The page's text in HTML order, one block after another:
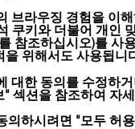
브라우징 경험을 이
쿠키와 더불어 개인
를 참조하십시오)를 사
을 위해서도 사용됩니
대한 동의를 수정하
섹션을 참조하여 자
의하시려면 "모두 허